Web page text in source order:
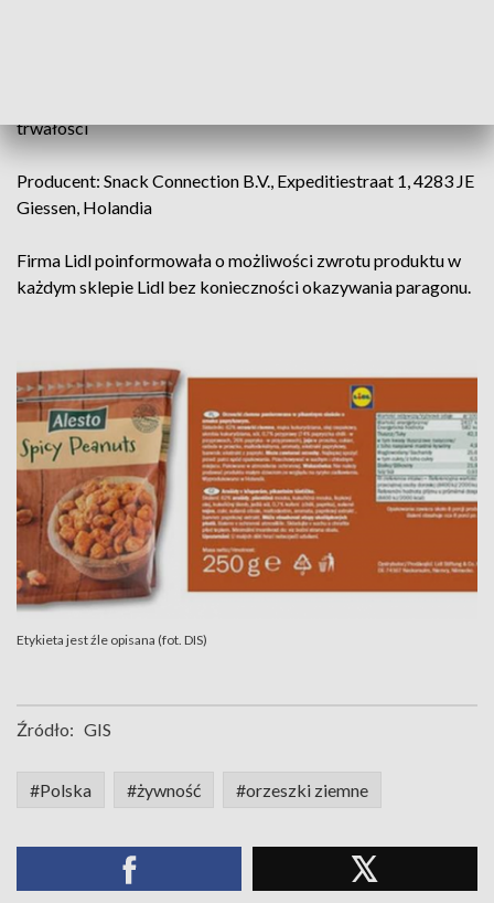
trwałości
Producent: Snack Connection B.V., Expeditiestraat 1, 4283 JE
Giessen, Holandia
Firma Lidl poinformowała o możliwości zwrotu produktu w
każdym sklepie Lidl bez konieczności okazywania paragonu.
Etykieta jest źle opisana (fot. DIS)
Źródło: GIS
#Polska #żywność #orzeszki ziemne